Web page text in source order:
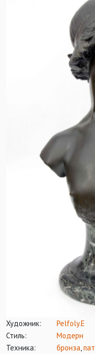
Художник:
Pelfoly.E
Стиль:
Модерн
Техника:
бронза